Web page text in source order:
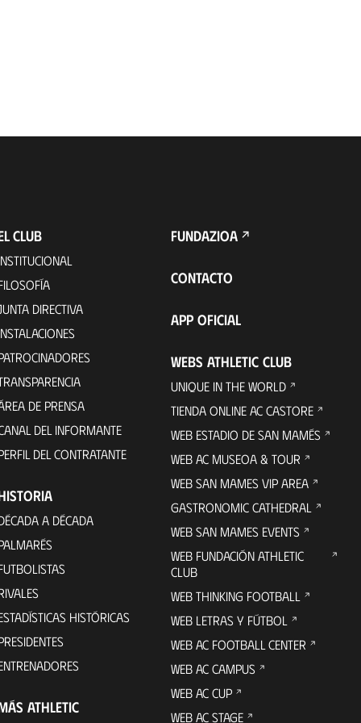
CLUB
DIRECTIVA
DE PRENSA
DEL INFORMANTE
DEL CONTRATANTE
A DÉCADA
HISTÓRICAS
ATHLETIC
FUNDAZIOA
CONTACTO
APP OFICIAL
WEBS ATHLETIC CLUB
UNIQUE IN THE WORLD
TIENDA ONLINE AC CASTORE
WEB ESTADIO DE SAN MAMÉS
WEB AC MUSEOA & TOUR
WEB SAN MAMES VIP AREA
GASTRONOMIC CATHEDRAL
WEB SAN MAMES EVENTS
WEB FUNDACIÓN ATHLETIC
CLUB
WEB THINKING FOOTBALL
WEB LETRAS Y FÚTBOL
WEB AC FOOTBALL CENTER
WEB AC CAMPUS
WEB AC CUP
WEB AC STAGE